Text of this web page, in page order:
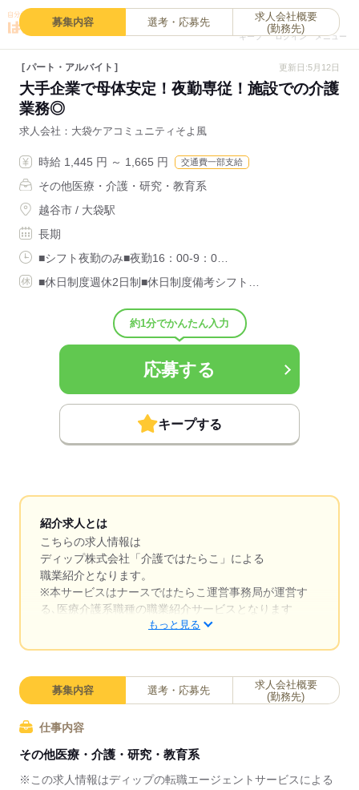
キープ
0
ログイン メニュー
募集内容 選考・応募先
求人会社概要
(勤務先)
パート・アルバイト 更新日:5月12日
大手企業で母体安定！夜勤専従！施設での介護
業務◎
求人会社 大袋ケアコミュニティそよ風
時給 1,445 円 ～ 1,665 円 交通費一部支給
その他医療・介護・研究・教育系
越谷市 / 大袋駅
長期
■シフト夜勤のみ■夜勤16：00-9：0…
■休日制度週休2日制■休日制度備考シフト…
約1分でかんたん入力
応募する
キープする
紹介求人とは
こちらの求人情報は
ディップ株式会社「介護ではたらこ」による
職業紹介となります。
※本サービスはナースではたらこ運営事務局が運営す
る､医療介護系職種の職業紹介サービスとなります
★職業紹介とは？
リアアドバイザーが入職まで無料でサポートいたしま
★ご利用メリット
もっと見る
募集内容 選考・応募先
求人会社概要
(勤務先)
仕事内容
その他医療・介護・研究・教育系
※この求人情報はディップの転職エージェントサービスによる